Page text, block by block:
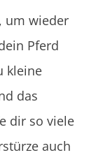
um wieder
Pferd
kleine
das
dir so viele
auch